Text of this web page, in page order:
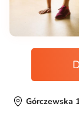
Górczewska